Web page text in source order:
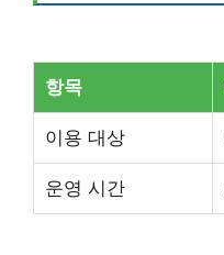
항목
이용 대상
운영 시간